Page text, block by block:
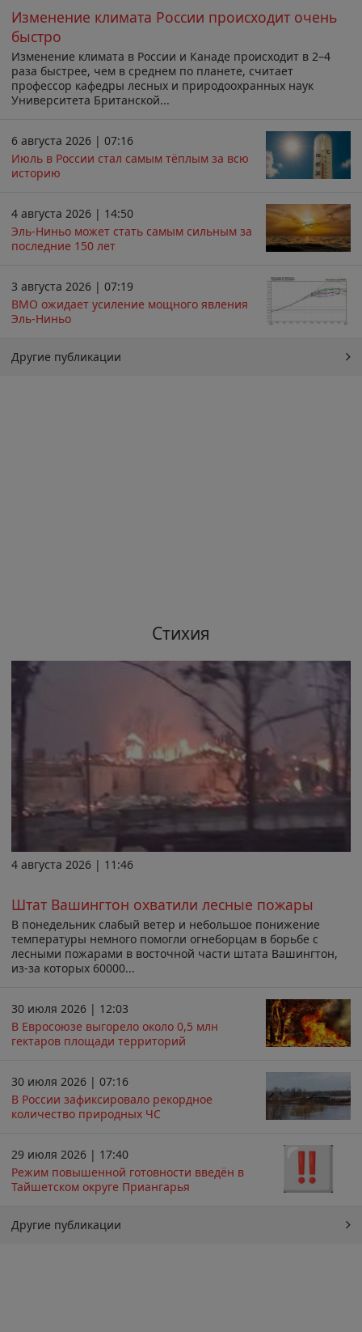
Изменение климата России происходит очень
быстро
Изменение климата в России и Канаде происходит в 2–4
раза быстрее, чем в среднем по планете, считает
профессор кафедры лесных и природоохранных наук
Университета Британской...
6 августа 2026 | 07:16
Июль в России стал самым тёплым за всю
историю
4 августа 2026 | 14:50
Эль-Ниньо может стать самым сильным за
последние 150 лет
3 августа 2026 | 07:19
ВМО ожидает усиление мощного явления
Эль-Ниньо
Другие публикации
Стихия
4 августа 2026 | 11:46
Штат Вашингтон охватили лесные пожары
В понедельник слабый ветер и небольшое понижение
температуры немного помогли огнеборцам в борьбе с
лесными пожарами в восточной части штата Вашингтон,
из-за которых 60000...
30 июля 2026 | 12:03
В Евросоюзе выгорело около 0,5 млн
гектаров площади территорий
30 июля 2026 | 07:16
В России зафиксировало рекордное
количество природных ЧС
29 июля 2026 | 17:40
Режим повышенной готовности введён в
Тайшетском округе Приангарья
Другие публикации